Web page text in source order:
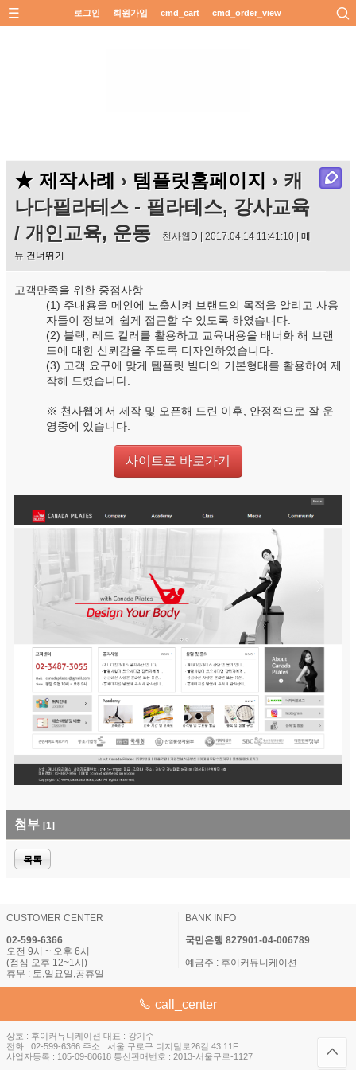
로그인 회원가입 cmd_cart cmd_order_view
★ 제작사례 › 템플릿홈페이지 › 캐
나다필라테스 - 필라테스, 강사교육
/ 개인교육, 운동
천사웹D | 2017.04.14 11:41:10 | 메
뉴 건너뛰기
고객만족을 위한 중점사항
(1) 주내용을 메인에 노출시켜 브랜드의 목적을 알리고 사용
자들이 정보에 쉽게 접근할 수 있도록 하였습니다.
(2) 블랙, 레드 컬러를 활용하고 교육내용을 배너화 해 브랜
드에 대한 신뢰감을 주도록 디자인하였습니다.
(3) 고객 요구에 맞게 템플릿 빌더의 기본형태를 활용하여 제
작해 드렸습니다.
※ 천사웹에서 제작 및 오픈해 드린 이후, 안정적으로 잘 운
영중에 있습니다.
사이트로 바로가기
첨부 [1]
목록
CUSTOMER CENTER
02-599-6366
오전 9시 ~ 오후 6시
(점심 오후 12~1시)
휴무 : 토,일요일,공휴일
BANK INFO
국민은행 827901-04-006789
예금주 : 후이커뮤니케이션
call_center
상호 : 후이커뮤니케이션 대표 : 강기수
전화 : 02-599-6366 주소 : 서울 구로구 디지털로26길 43 11F
사업자등록 : 105-09-80618 통신판매번호 : 2013-서울구로-1127